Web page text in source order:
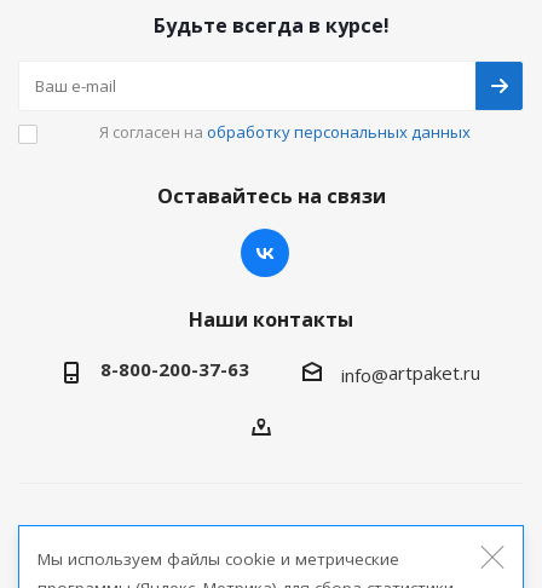
Будьте всегда в курсе!
Я согласен на обработку персональных данных
Оставайтесь на связи
Наши контакты
8-800-200-37-63 info@artpaket.ru
продукции
Мы используем файлы cookie и метрические